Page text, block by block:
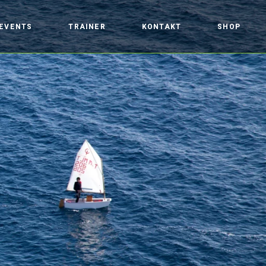
TRAINER KONTAKT SHOP